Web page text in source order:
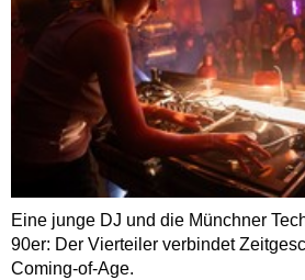
Eine junge DJ und die Münchner
90er: Der Vierteiler verbindet
Coming-of-Age.